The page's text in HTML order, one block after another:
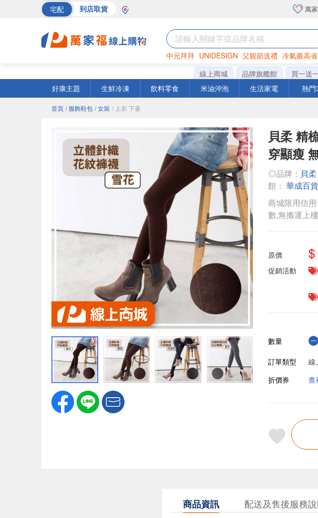
宅配 到店取貨 萬
中元拜拜 UNIDESIGN 父親節送禮 冷氣最高
巧克力 罐頭 衛生紙
線上商城 品牌旗艦館 買一送
好康主題
生鮮冷凍 飲料零食 米油沖泡 生活家電 熱門
首頁 / 服飾鞋包 / 女裝 / 上衣 下著
貝柔 精
穿顯瘦
◎品牌： 貝柔
館： 華成百
商城限用信
數,無搬運上
原價 $
促銷活動
數量
訂單類型
線
折價券
查
商品資訊 配送及售後服務